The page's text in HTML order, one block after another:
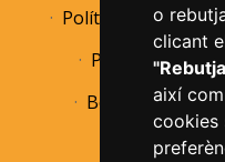
o
clicant
així
cookies
Política de cookies
Política de
Borsa de treball